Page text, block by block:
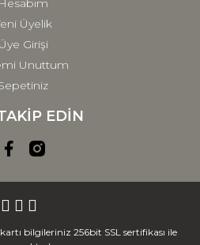
Hesabım
Üyelik
Üye Girişi
Unuttum
EDİN
bilgileriniz 256bit SSL sertifikası ile